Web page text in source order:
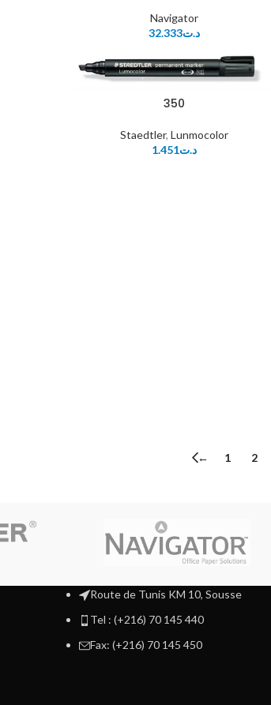
Navigator
د.ت32.333
350
Staedtler, Lunmocolor
د.ت1.451
← 1 2
Route de Tunis KM 10, Sousse
Tel : (+216) 70 145 440
Fax: (+216) 70 145 450